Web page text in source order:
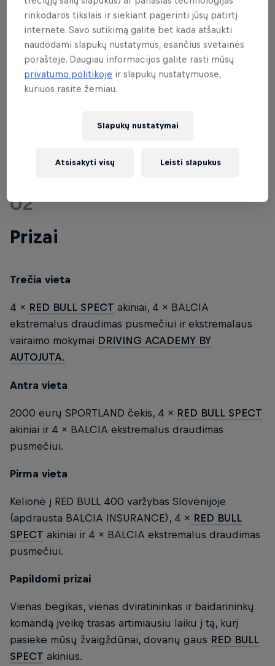
9.00–11.00 - registracija Nidos prieplaukoje.
12.00 - renginio pradžia.
12.30 - bėgikų startas.
14.00 - dviračių startas.
16.30 - baidarių startas.
18:00 - dūzgės Nidos prieplaukoje.
02
Prizai
Trečia vieta
4 × RED BULL SPECT akiniai, 4 × BALCIA
ekstremalus draudimas pusmečiui ir ekstremalaus
vairaimo mokymai DRIVING ACADEMY BY
AUTOJUTA.
Antra vieta
2000 eurų SPORTLAND čekis, 4 × RED BULL SPECT
akiniai ir 4 × BALCIA ekstremalus draudimas
pusmečiui.
Pirma vieta
Kelionė į RED BULL 400 varžybas Slovėnijoje
(apdrausta BALCIA INSURANCE), 4 × RED BULL
SPECT akiniai ir 4 × BALCIA ekstremalus draudimas
pusmečiui.
Papildomi prizai
Vienas bėgikas, vienas dviratininkas ir baidarininkų
komandą įveikę trasas artimiausiu laiku į tą, kurį
pasiekė mūsų žvaigždūnai, dovanų gaus RED BULL
SPECT akinius.
rinkodaros tikslais ir siekiant pagerinti jūsų patirtį
internete. Savo sutikimą galite bet kada atšaukti
naudodami slapukų nustatymus, esančius svetainės
poraštėje. Daugiau informacijos galite rasti mūsų
privatumo politikoje ir slapukų nustatymuose,
kuriuos rasite žemiau.
Slapukų nustatymai
Atsisakyti visų Leisti slapukus